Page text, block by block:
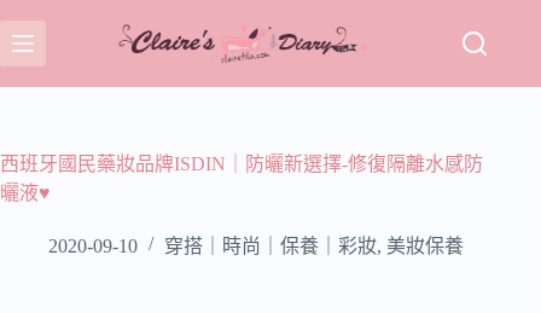
至
主
容
西班牙國民藥妝品牌ISDIN｜防曬新選擇-修復隔離水感防
曬液♥
2020-09-10 穿搭｜時尚｜保養｜彩妝, 美妝保養